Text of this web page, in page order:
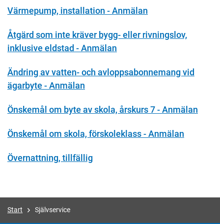
Värmepump, installation - Anmälan
Åtgärd som inte kräver bygg- eller rivningslov,
inklusive eldstad - Anmälan
Ändring av vatten- och avloppsabonnemang vid
ägarbyte - Anmälan
Önskemål om byte av skola, årskurs 7 - Anmälan
Önskemål om skola, förskoleklass - Anmälan
Övernattning, tillfällig
Start Självservice